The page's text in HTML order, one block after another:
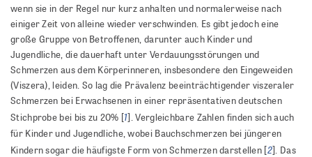
wenn sie in der Regel nur kurz anhalten und normalerweise nach
einiger Zeit von alleine wieder verschwinden. Es gibt jedoch eine
große Gruppe von Betroffenen, darunter auch Kinder und
Jugendliche, die dauerhaft unter Verdauungsstörungen und
Schmerzen aus dem Körperinneren, insbesondere den Eingeweiden
(Viszera), leiden. So lag die Prävalenz beeinträchtigender viszeraler
Schmerzen bei Erwachsenen in einer repräsentativen deutschen
Stichprobe bei bis zu 20% [1]. Vergleichbare Zahlen finden sich auch
für Kinder und Jugendliche, wobei Bauchschmerzen bei jüngeren
Kindern sogar die häufigste Form von Schmerzen darstellen [2]. Das